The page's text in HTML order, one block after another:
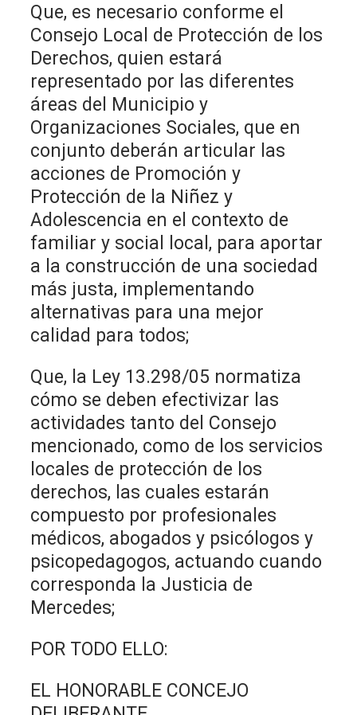
Que, es necesario conforme el
Consejo Local de Protección de los
Derechos, quien estará
representado por las diferentes
áreas del Municipio y
Organizaciones Sociales, que en
conjunto deberán articular las
acciones de Promoción y
Protección de la Niñez y
Adolescencia en el contexto de
familiar y social local, para aportar
a la construcción de una sociedad
más justa, implementando
alternativas para una mejor
calidad para todos;
Que, la Ley 13.298/05 normatiza
cómo se deben efectivizar las
actividades tanto del Consejo
mencionado, como de los servicios
locales de protección de los
derechos, las cuales estarán
compuesto por profesionales
médicos, abogados y psicólogos y
psicopedagogos, actuando cuando
corresponda la Justicia de
Mercedes;
POR TODO ELLO:
EL HONORABLE CONCEJO